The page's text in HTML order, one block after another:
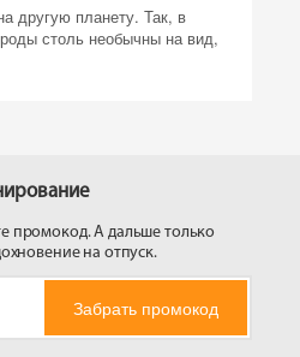
другую планету. Так, в
столь необычны на вид,
промокод. А дальше только
на отпуск.
Забрать промокод